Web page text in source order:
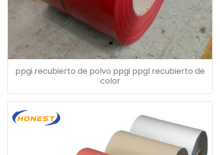
ppgi recubierto de polvo ppgi ppgl recubierto de
color